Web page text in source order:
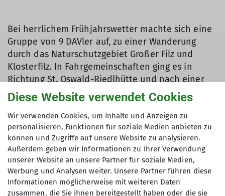
Bei herrlichem Frühjahrswetter machte sich eine
Gruppe von 9 DAVler auf, zu einer Wanderung
durch das Naturschutzgebiet Großer Filz und
Klosterfilz. In Fahrgemeinschaften ging es in
Richtung St. Oswald-Riedlhütte und nach einer
knappen Stunde Fahrzeit war der Ausgangspunkt,
der Parkplatz Diensthüttenstraße, erreicht. Hier
startete man die Rundwanderung „im Zeichen der
Kreuzotter“. Er führt nicht nur durch das
einzigartige größte Moorgebiet des Bayerischen
Waldes, sondern auch auf den Spuren des
Goldenen Steiges und vorbei an
Goldwäscherhügeln, durch die interessante
Geschichte dieses Gebietes. Bereits nach 500 m
Diese Website verwendet Cookies
Wir verwenden Cookies, um Inhalte und Anzeigen zu
personalisieren, Funktionen für soziale Medien anbieten zu
können und Zugriffe auf unsere Website zu analysieren.
Außerdem geben wir Informationen zu Ihrer Verwendung
unserer Website an unsere Partner für soziale Medien,
Werbung und Analysen weiter. Unsere Partner führen diese
Informationen möglicherweise mit weiteren Daten
zusammen, die Sie ihnen bereitgestellt haben oder die sie